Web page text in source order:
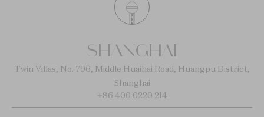
SHANGHAI
Twin Villas, No. 796, Middle Huaihai Road, Huangpu District,
Shanghai
+86 400 0220 214